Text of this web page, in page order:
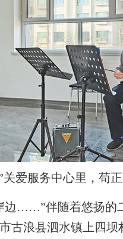
关爱服务中心里，苟
……”伴随着悠扬的
古浪县泗水镇上四